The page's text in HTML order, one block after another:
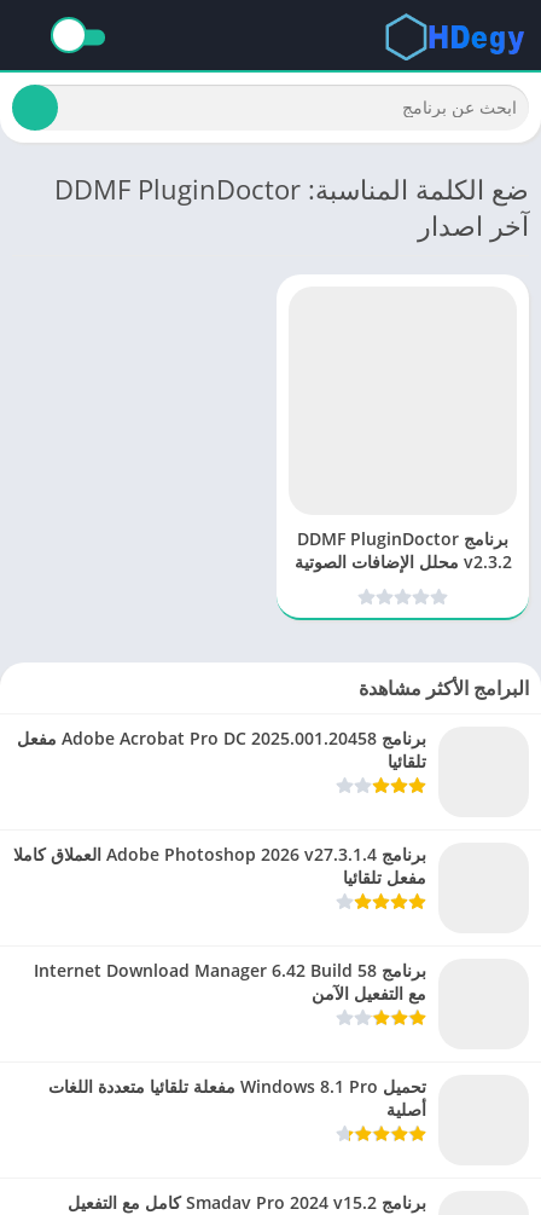
ضع الكلمة المناسبة: DDMF PluginDoctor
آخر اصدار
برنامج DDMF PluginDoctor
v2.3.2 محلل الإضافات الصوتية
الشامل
البرامج الأكثر مشاهدة
برنامج Adobe Acrobat Pro DC 2025.001.20458 مفعل
تلقائيا
برنامج Adobe Photoshop 2026 v27.3.1.4 العملاق كاملا
مفعل تلقائيا
برنامج Internet Download Manager 6.42 Build 58
مع التفعيل الآمن
تحميل Windows 8.1 Pro مفعلة تلقائيا متعددة اللغات
أصلية
برنامج Smadav Pro 2024 v15.2 كامل مع التفعيل